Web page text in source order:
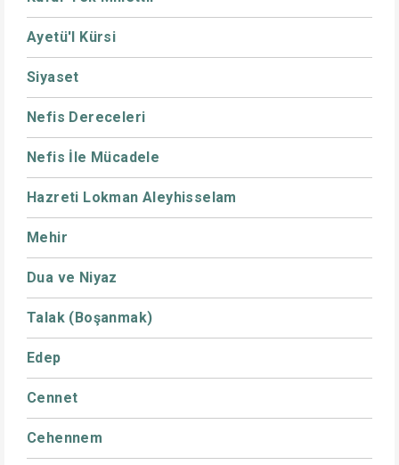
Ayetü'l Kürsi
Siyaset
Nefis Dereceleri
Nefis İle Mücadele
Hazreti Lokman Aleyhisselam
Mehir
Dua ve Niyaz
Talak (Boşanmak)
Edep
Cennet
Cehennem